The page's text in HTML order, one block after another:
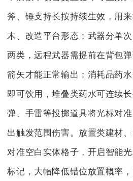
斧、锤支持长按持续生效，用
木、改造平台形态；武器分单
两类，远程武器需提前在背包弹
箭矢才能正常输出；消耗品药
即可饮用，堆叠类药水可连续
弹、手雷等投掷道具将光标对
出触发范围伤害。放置类建材
对准空白实体格子，开启智能
标记，大幅降低错位放置概率